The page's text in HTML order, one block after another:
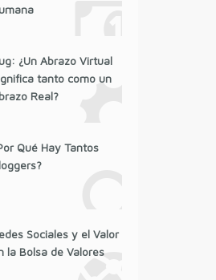
¿Un Abrazo Virtual
tanto como un
Real?
Qué Hay Tantos
Sociales y el Valor
la Bolsa de Valores